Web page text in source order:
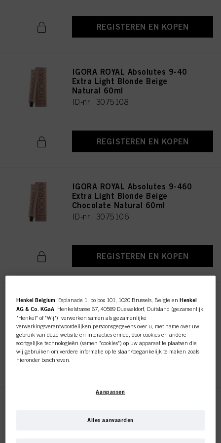
REGISTEREN EN KOPEN
IGORA ROYAL Absolutes 9-40
Extra Light Blonde Beige
Natural 60ml
ID-nr. 3075108
REGISTEREN EN KOPEN
IGORA ROYAL Absolutes 9-460
Extra Light Blonde Beige
Chocolate Natural 60ml
ID-nr. 3075106
REGISTEREN EN KOPEN
IGORA ROYAL Absolutes 5-50
Light Brown Gold Natural 60ml
ID-nr. 3075117
Dark Blonde Gold Natural 60ml
Henkel Belgium , Esplanade 1, po box 101, 1020 Brussels, België enHenkel
AG & Co. KGaA , Henkelstrasse 67, 40589 Duesseldorf, Duitsland (gezamenlijk
"Henkel" of "Wij"), verwerken samen als gezamenlijke
verwerkingsverantwoordelijken persoonsgegevens over u, met name over uw
gebruik van deze website en interacties ermee, door cookies en andere
soortgelijke technologieën (samen "cookies") op uw apparaat te plaatsen die
wij gebruiken om verdere informatie op te slaan/toegankelijk te maken zoals
hieronder beschreven.
aangegeven in onze Gegevensbeschermingsverklaring waarnaar een link in
te meten en te optimaliseren, om u
Aanpassen
Alles aanvaarden